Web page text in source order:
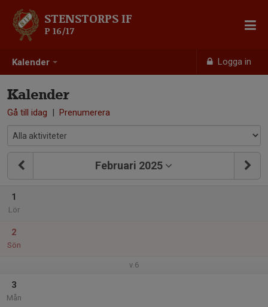
Kalender Logga in
STENSTORPS IF
P 16/17
Kalender
Gå till idag | Prenumerera
Februari 2025
1
Lör
2
Sön
v.6
3
Mån